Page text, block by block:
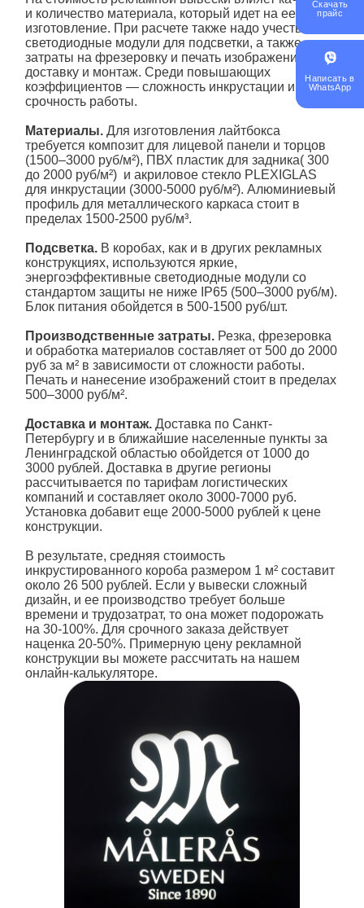
и количество материала, который идет на ее
изготовление. При расчете также надо учесть
светодиодные модули для подсветки, а также
затраты на фрезеровку и печать изображений,
доставку и монтаж. Среди повышающих
коэффициентов — сложность инкрустации и
срочность работы.
Материалы. Для изготовления лайтбокса
требуется композит для лицевой панели и торцов
(1500–3000 руб/м²), ПВХ пластик для задника( 300
до 2000 руб/м²) и акриловое стекло PLEXIGLAS
для инкрустации (3000-5000 руб/м²). Алюминиевый
профиль для металлического каркаса стоит в
пределах 1500-2500 руб/м³.
Подсветка. В коробах, как и в других рекламных
конструкциях, используются яркие,
энергоэффективные светодиодные модули со
стандартом защиты не ниже IP65 (500–3000 руб/м).
Блок питания обойдется в 500-1500 руб/шт.
Производственные затраты.Резка, фрезеровка
и обработка материалов составляет от 500 до 2000
руб за м² в зависимости от сложности работы.
Печать и нанесение изображений стоит в пределах
500–3000 руб/м².
Доставка и монтаж.Доставка по Санкт-
Петербургу и в ближайшие населенные пункты за
Ленинградской областью обойдется от 1000 до
3000 рублей. Доставка в другие регионы
рассчитывается по тарифам логистических
компаний и составляет около 3000-7000 руб.
Установка добавит еще 2000-5000 рублей к цене
конструкции.
В результате, средняя стоимость
инкрустированного короба размером 1 м² составит
около 26 500 рублей. Если у вывески сложный
дизайн, и ее производство требует больше
времени и трудозатрат, то она может подорожать
на 30-100%. Для срочного заказа действует
наценка 20-50%. Примерную цену рекламной
конструкции вы можете рассчитать на нашем
онлайн-калькуляторе.
Скачать
прайс
Написать в
WhatsApp